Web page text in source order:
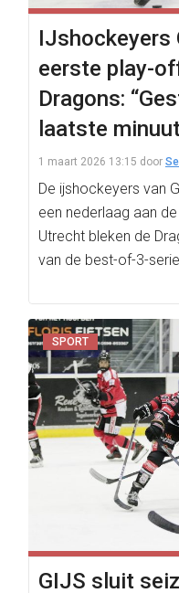
IJshockeyers
eerste play-
Dragons:
laatste
1 maart 2026 13:15 door
De ijshockeyers van
een nederlaag aan
Utrecht bleken de
van de best-of-3-
SPORT
GIJS sluit